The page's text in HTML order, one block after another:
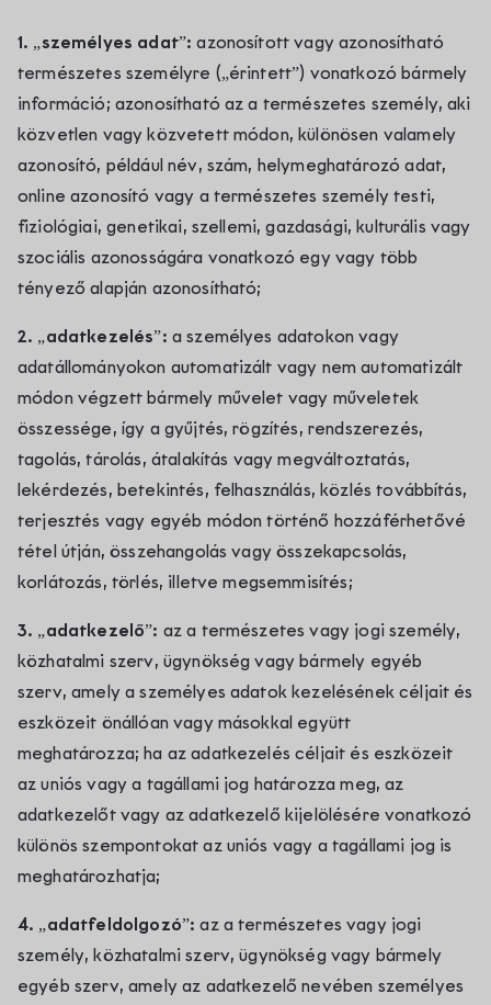
1. „személyes adat”: azonosított vagy azonosítható
természetes személyre („érintett”) vonatkozó bármely
információ; azonosítható az a természetes személy, aki
közvetlen vagy közvetett módon, különösen valamely
azonosító, például név, szám, helymeghatározó adat,
online azonosító vagy a természetes személy testi,
fiziológiai, genetikai, szellemi, gazdasági, kulturális vagy
szociális azonosságára vonatkozó egy vagy több
tényező alapján azonosítható;
2. „adatkezelés”: a személyes adatokon vagy
adatállományokon automatizált vagy nem automatizált
módon végzett bármely művelet vagy műveletek
összessége, így a gyűjtés, rögzítés, rendszerezés,
tagolás, tárolás, átalakítás vagy megváltoztatás,
lekérdezés, betekintés, felhasználás, közlés továbbítás,
terjesztés vagy egyéb módon történő hozzáférhetővé
tétel útján, összehangolás vagy összekapcsolás,
korlátozás, törlés, illetve megsemmisítés;
3. „adatkezelő”: az a természetes vagy jogi személy,
közhatalmi szerv, ügynökség vagy bármely egyéb
szerv, amely a személyes adatok kezelésének céljait és
eszközeit önállóan vagy másokkal együtt
meghatározza; ha az adatkezelés céljait és eszközeit
az uniós vagy a tagállami jog határozza meg, az
adatkezelőt vagy az adatkezelő kijelölésére vonatkozó
különös szempontokat az uniós vagy a tagállami jog is
meghatározhatja;
4. „adatfeldolgozó”: az a természetes vagy jogi
személy, közhatalmi szerv, ügynökség vagy bármely
egyéb szerv, amely az adatkezelő nevében személyes